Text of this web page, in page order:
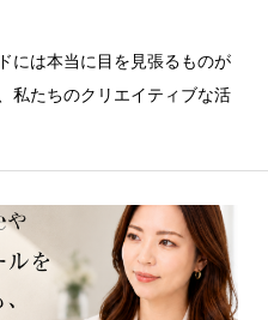
には本当に目を見張るものが
私たちのクリエイティブな活